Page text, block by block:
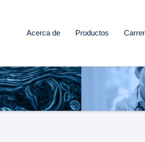
Acerca de Productos